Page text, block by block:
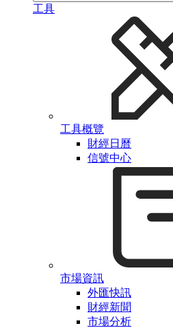
工具
工具概覽
財經日曆
信號中心
市場資訊
外匯快訊
財經新聞
市場分析